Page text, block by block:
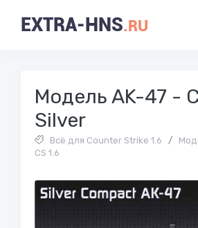
EXTRA-HNS.RU
Модель AK-47 -
Silver
Всё для Counter Strike 1.6 /
CS 1.6